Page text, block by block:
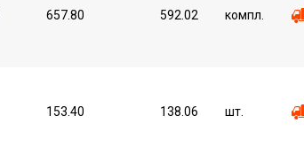
657.80 592.02 компл.
153.40 138.06 шт.